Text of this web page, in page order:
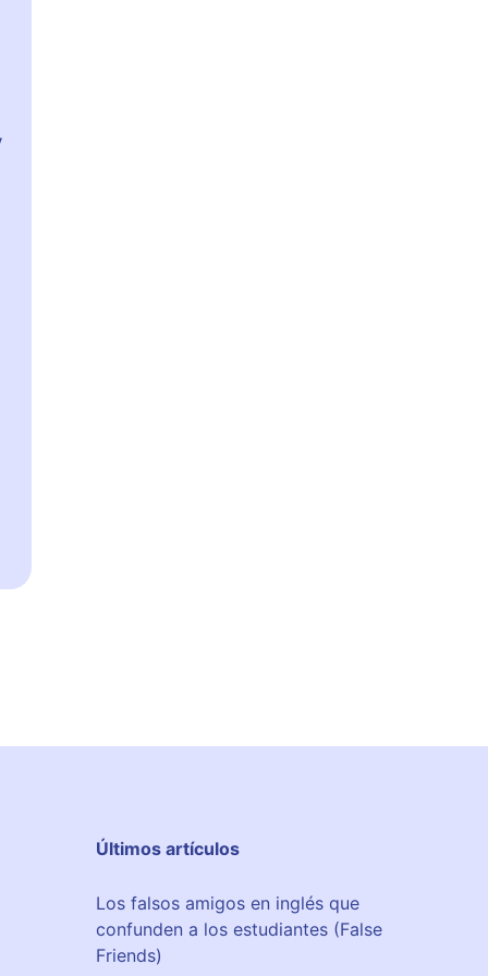
Últimos artículos
Los falsos amigos en inglés que
confunden a los estudiantes (False
Friends)